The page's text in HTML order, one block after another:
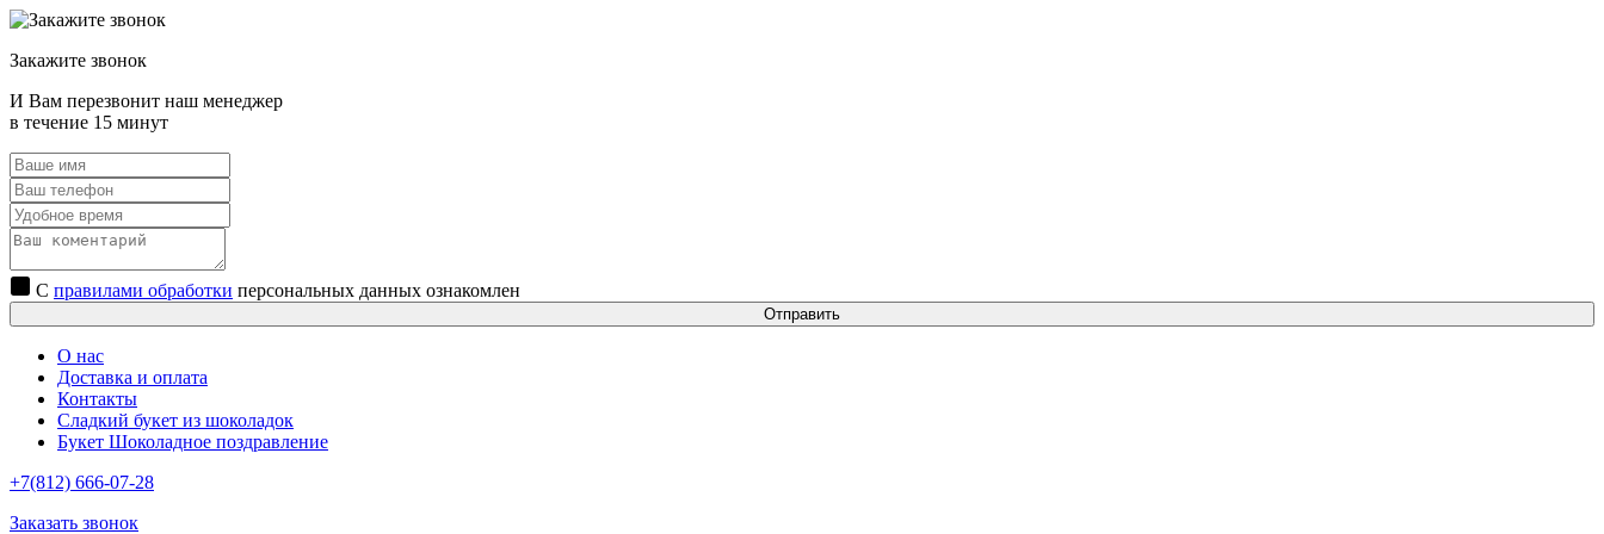
Закажите звонок
И Вам перезвонит наш менеджер
в течение 15 минут
С правилами обработки персональных данных ознакомлен
Отправить
О нас
Доставка и оплата
Контакты
Сладкий букет из шоколадок
Букет Шоколадное поздравление
+7(812) 666-07-28
Заказать звонок